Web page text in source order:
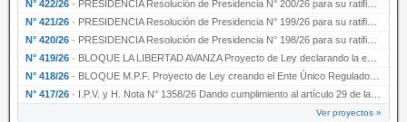
N° 422/26 · PRESIDENCIA Resolución de Presidencia N° 200/26 para su ratificación.
N° 421/26 · PRESIDENCIA Resolución de Presidencia N° 199/26 para su ratificación.
N° 420/26 · PRESIDENCIA Resolución de Presidencia N° 198/26 para su ratificación.
N° 419/26 · BLOQUE LA LIBERTAD AVANZA Proyecto de Ley declarando la esencialidad del servicio educativ…
N° 418/26 · BLOQUE M.P.F. Proyecto de Ley creando el Ente Único Regulador de servicios públicos de la …
N° 417/26 · I.P.V. y H. Nota N° 1358/26 Dando cumplimiento al artículo 29 de la Ley provincial N° 1399…
Ver proyectos »